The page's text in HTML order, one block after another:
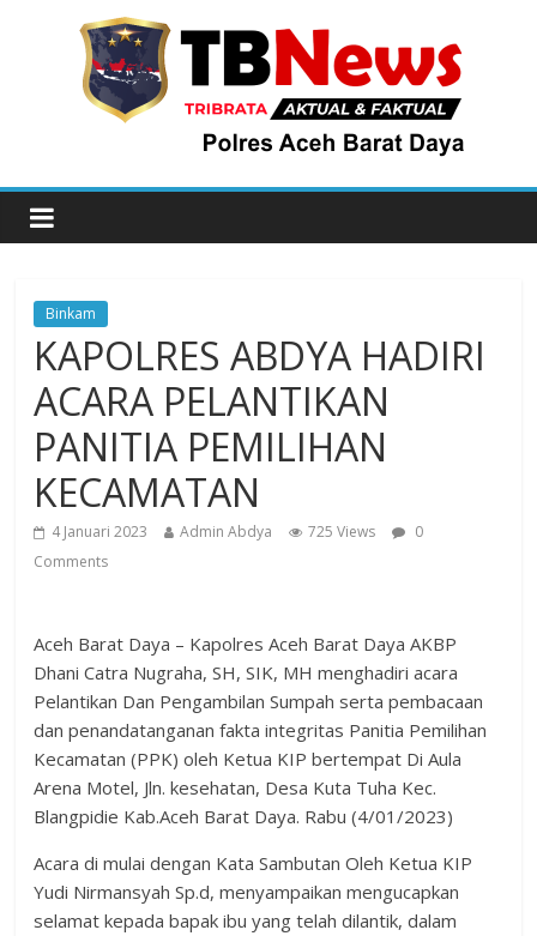
Binkam
KAPOLRES ABDYA HADIRI
ACARA PELANTIKAN
PANITIA PEMILIHAN
KECAMATAN
4 Januari 2023 Admin Abdya 725 Views
0
Comments
Aceh Barat Daya – Kapolres Aceh Barat Daya AKBP
Dhani Catra Nugraha, SH, SIK, MH menghadiri acara
Pelantikan Dan Pengambilan Sumpah serta pembacaan
dan penandatanganan fakta integritas Panitia Pemilihan
Kecamatan (PPK) oleh Ketua KIP bertempat Di Aula
Arena Motel, Jln. kesehatan, Desa Kuta Tuha Kec.
Blangpidie Kab.Aceh Barat Daya. Rabu (4/01/2023)
Acara di mulai dengan Kata Sambutan Oleh Ketua KIP
Yudi Nirmansyah Sp.d, menyampaikan mengucapkan
selamat kepada bapak ibu yang telah dilantik, dalam